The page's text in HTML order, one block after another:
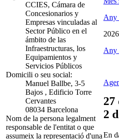
CCIES, Cámara de
Concesionarios y
Empresas vinculadas al
Sector Público en el
ámbito de las
Infraestructuras, los
Equipamientos y
Servicios Públicos
Domicili o seu social:
Manuel Ballbe, 3-5
Bajos , Edificio Torre
Cervantes
08034 Barcelona
Nom de la persona legalment
responsable de l'entitat o que
assumeix la representació d'una
Any
2026
Any
27
2
En